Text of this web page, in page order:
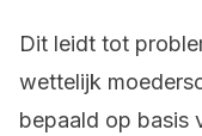
Dit leidt tot
wettelijk
bepaald op basis